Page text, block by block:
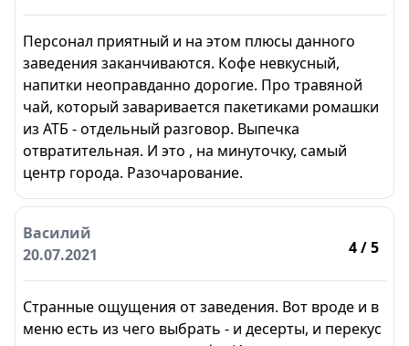
Персонал приятный и на этом плюсы данного
заведения заканчиваются. Кофе невкусный,
напитки неоправданно дорогие. Про травяной
чай, который заваривается пакетиками ромашки
из АТБ - отдельный разговор. Выпечка
отвратительная. И это , на минуточку, самый
центр города. Разочарование.
Василий
20.07.2021
4/ 5
Странные ощущения от заведения. Вот вроде и в
меню есть из чего выбрать - и десерты, и перекус